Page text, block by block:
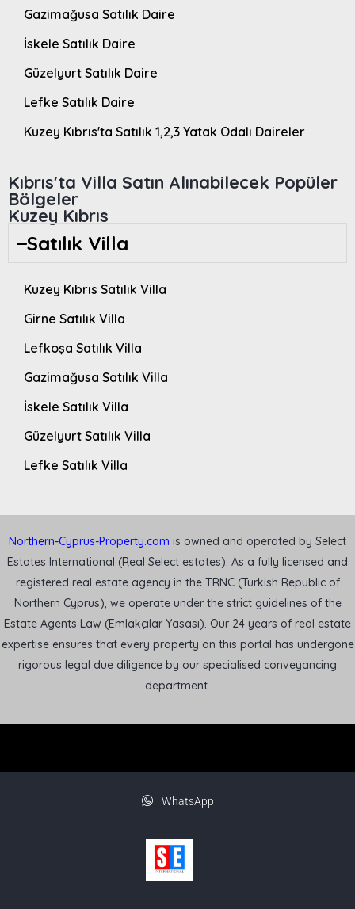
Gazimağusa Satılık Daire
İskele Satılık Daire
Güzelyurt Satılık Daire
Lefke Satılık Daire
Kuzey Kıbrıs'ta Satılık 1,2,3 Yatak Odalı Daireler
Kıbrıs'ta Villa Satın Alınabilecek Popüler
Bölgeler
Kuzey Kıbrıs
Satılık Villa
Kuzey Kıbrıs Satılık Villa
Girne Satılık Villa
Lefkoşa Satılık Villa
Gazimağusa Satılık Villa
İskele Satılık Villa
Güzelyurt Satılık Villa
Lefke Satılık Villa
Northern-Cyprus-Property.com is owned and operated by Select
Estates International (Real Select estates). As a fully licensed and
registered real estate agency in the TRNC (Turkish Republic of
Northern Cyprus), we operate under the strict guidelines of the
Estate Agents Law (Emlakçılar Yasası). Our 24 years of real estate
expertise ensures that every property on this portal has undergone
rigorous legal due diligence by our specialised conveyancing
department.
WhatsApp